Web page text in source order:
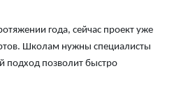
года, сейчас проект уже
Школам нужны специалисты
подход позволит быстро